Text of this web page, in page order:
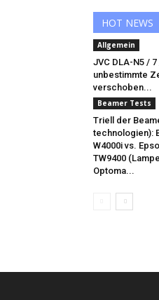
HOT NEWS
Allgemein
JVC DLA-N5 /
unbestimmte
verschoben...
Beamer Tests
Triell der
technologien):
W4000i vs.
TW9400
Optoma...